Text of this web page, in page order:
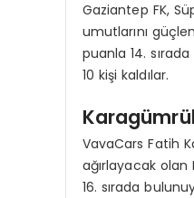
Gaziantep FK,
umutlarını
puanla 14.
10 kişi kaldılar.
VavaCars Fatih
ağırlayacak
16. sırada